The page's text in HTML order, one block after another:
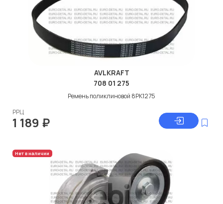
AVLKRAFT
708 01 275
Ремень поликлиновой 8PK1275
РРЦ
1 189 ₽
Нет в наличии